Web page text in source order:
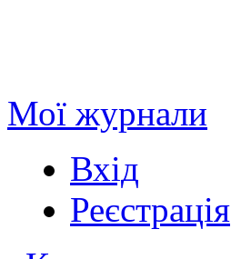
Мої журнали
Вхід
Реєстрація